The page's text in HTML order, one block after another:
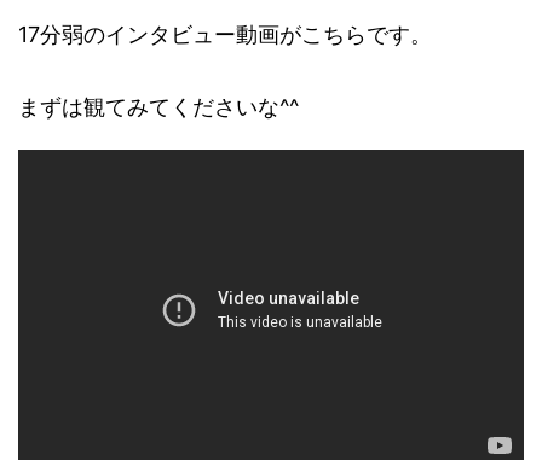
17分弱のインタビュー動画がこちらです。
まずは観てみてくださいな^^